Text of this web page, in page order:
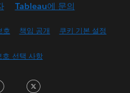
(UK)Tableau에 문의
호 책임 공개 쿠키 기본 설정
호 선택 사항
Facebook